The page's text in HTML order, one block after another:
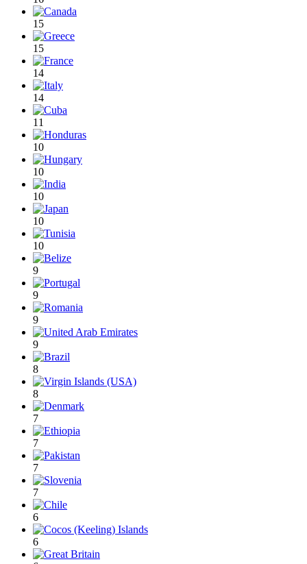
15
15
14
14
11
10
10
10
10
10
9
9
9
9
8
8
7
7
7
7
6
6